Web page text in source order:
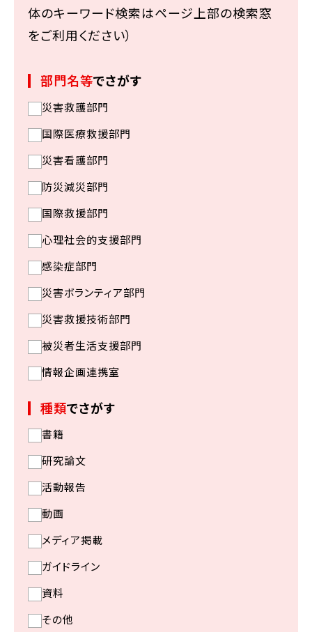
体のキーワード検索はページ上部の検索窓
をご利用ください）
部門名等でさがす
災害救護部門
国際医療救援部門
災害看護部門
防災減災部門
国際救援部門
心理社会的支援部門
感染症部門
災害ボランティア部門
災害救援技術部門
被災者生活支援部門
情報企画連携室
種類でさがす
書籍
研究論文
活動報告
動画
メディア掲載
ガイドライン
資料
その他